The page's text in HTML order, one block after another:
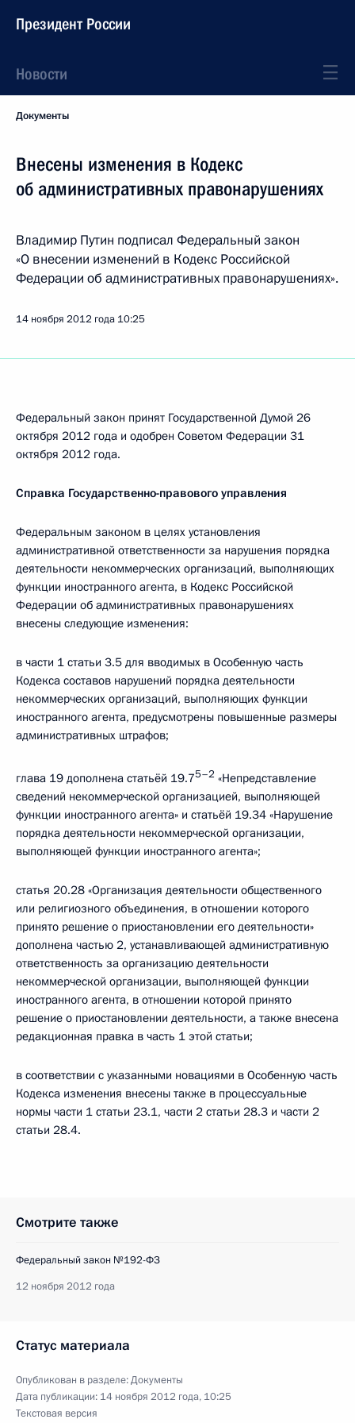
Президент России
Новости
Документы
Внесены изменения в Кодекс
об административных правонарушениях
Владимир Путин подписал Федеральный закон
«О внесении изменений в Кодекс Российской
Федерации об административных правонарушениях».
14 ноября 2012 года 10:25
Федеральный закон принят Государственной Думой 26
октября 2012 года и одобрен Советом Федерации 31
октября 2012 года.
Справка Государственно-правового управления
Федеральным законом в целях установления
административной ответственности за нарушения порядка
деятельности некоммерческих организаций, выполняющих
функции иностранного агента, в Кодекс Российской
Федерации об административных правонарушениях
внесены следующие изменения:
в части 1 статьи 3.5 для вводимых в Особенную часть
Кодекса составов нарушений порядка деятельности
некоммерческих организаций, выполняющих функции
иностранного агента, предусмотрены повышенные размеры
административных штрафов;
глава 19 дополнена статьёй 19.75–2 «Непредставление
сведений некоммерческой организацией, выполняющей
функции иностранного агента» и статьёй 19.34 «Нарушение
порядка деятельности некоммерческой организации,
выполняющей функции иностранного агента»;
статья 20.28 «Организация деятельности общественного
или религиозного объединения, в отношении которого
принято решение о приостановлении его деятельности»
дополнена частью 2, устанавливающей административную
ответственность за организацию деятельности
некоммерческой организации, выполняющей функции
иностранного агента, в отношении которой принято
решение о приостановлении деятельности, а также внесена
редакционная правка в часть 1 этой статьи;
в соответствии с указанными новациями в Особенную часть
Кодекса изменения внесены также в процессуальные
нормы части 1 статьи 23.1, части 2 статьи 28.3 и части 2
статьи 28.4.
Смотрите также
Федеральный закон №192-ФЗ
12 ноября 2012 года
Статус материала
Опубликован в разделе:Документы
Дата публикации: 14 ноября 2012 года, 10:25
Текстовая версия